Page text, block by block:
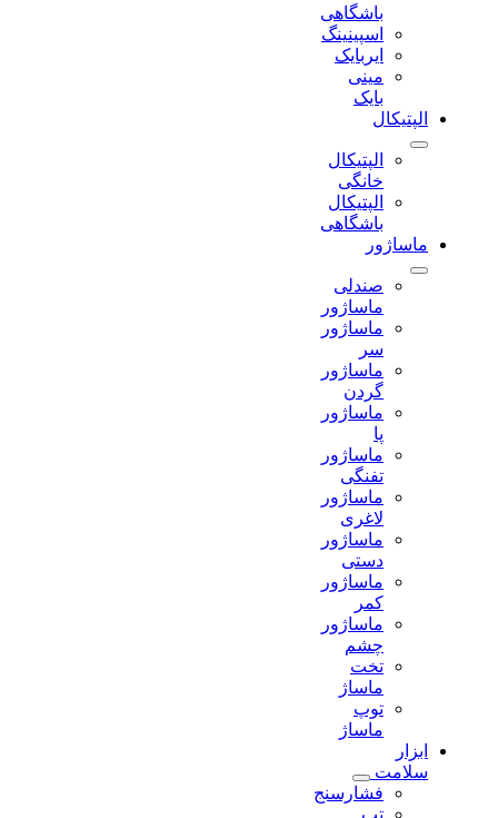
باشگاهی
اسپینینگ
ایربایک
مینی
الپتیکال
الپتیکال
خانگی
الپتیکال
باشگاهی
ماساژور
صندلی
ماساژور
ماساژور
ماساژور
ماساژور
ماساژور
تفنگی
ماساژور
لاغری
ماساژور
دستی
ماساژور
ماساژور
تخت
ماساژ
توپ
ماساژ
ابزار
سلامت
فشارسنج